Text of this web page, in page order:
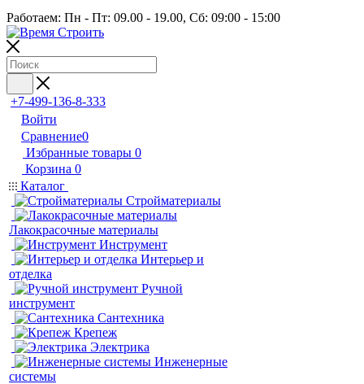
Работаем: Пн - Пт: 09.00 - 19.00, Сб: 09:00 - 15:00
+7-499-136-8-333
Войти
Сравнение0
Избранные товары 0
Корзина 0
Каталог
Стройматериалы
Лакокрасочные материалы
Инструмент
Интерьер и
отделка
Ручной
инструмент
Сантехника
Крепеж
Электрика
Инженерные
системы